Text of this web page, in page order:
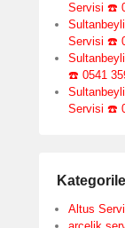
Servisi ☎️
Servisi ☎️
☎️ 0541
Servisi ☎️
Altus